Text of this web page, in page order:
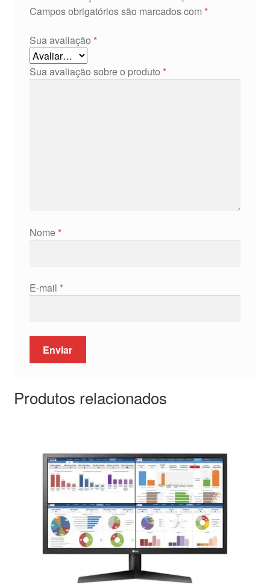
Campos obrigatórios são marcados com *
Sua avaliação *
Sua avaliação sobre o produto *
Nome*
E-mail *
Produtos relacionados